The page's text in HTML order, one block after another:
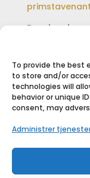
To provide the best
to store and/or
technologies will
behavior or unique
consent, may
Administrer
extra og
SIKKER